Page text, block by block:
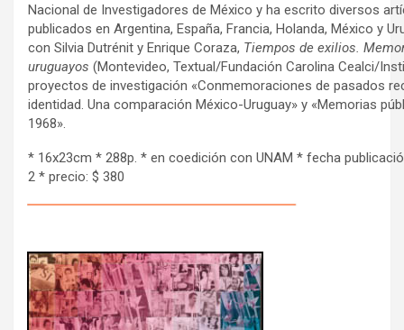
Nacional de Investigadores de México y ha escrito diversos
publicados en Argentina, España, Francia, Holanda, México y
con Silvia Dutrénit y Enrique Coraza, Tiempos de exilios.
uruguayos (Montevideo, Textual/Fundación Carolina Cealci/
proyectos de investigación «Conmemoraciones de pasados
identidad. Una comparación México-Uruguay» y «Memorias
1968».
* 16x23cm * 288p. * en coedición con UNAM * fecha
2 * precio: $ 380